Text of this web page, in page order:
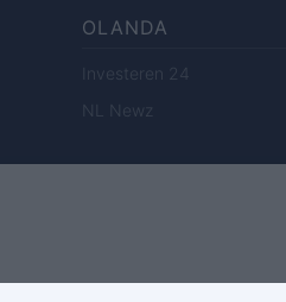
OLANDA
Investeren 24
NL Newz